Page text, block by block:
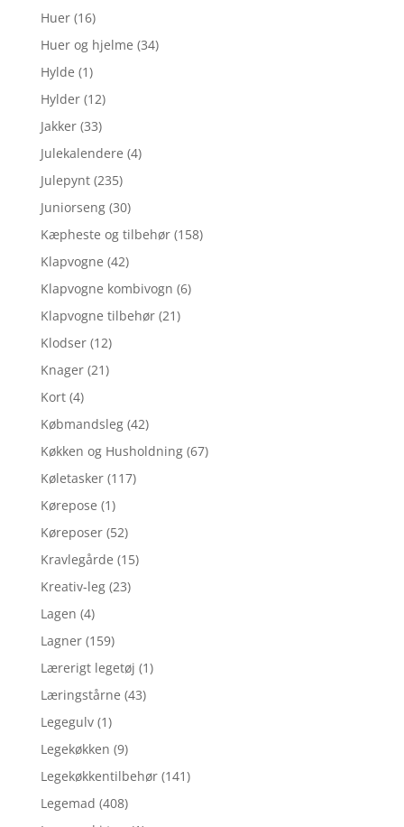
Huer (16)
Huer og hjelme (34)
Hylde (1)
Hylder (12)
Jakker (33)
Julekalendere (4)
Julepynt (235)
Juniorseng (30)
Kæpheste og tilbehør (158)
Klapvogne (42)
Klapvogne kombivogn (6)
Klapvogne tilbehør (21)
Klodser (12)
Knager (21)
Kort (4)
Købmandsleg (42)
Køkken og Husholdning (67)
Køletasker (117)
Kørepose (1)
Køreposer (52)
Kravlegårde (15)
Kreativ-leg (23)
Lagen (4)
Lagner (159)
Lærerigt legetøj (1)
Læringstårne (43)
Legegulv (1)
Legekøkken (9)
Legekøkkentilbehør (141)
Legemad (408)